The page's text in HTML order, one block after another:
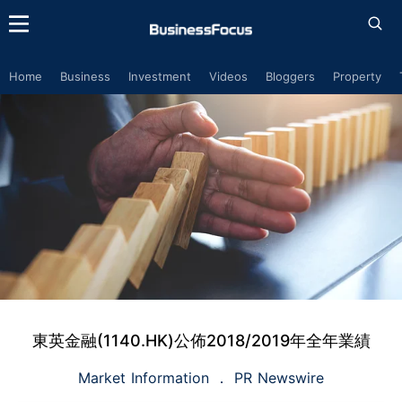
Home Business Investment Videos Bloggers Property
東英金融(1140.HK)公佈2018/2019年全年業績
Market Information PR Newswire